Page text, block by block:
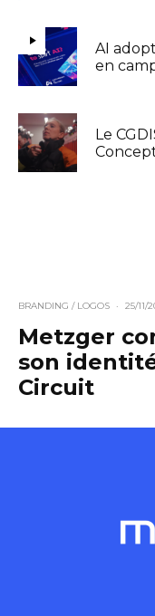
AI
en
Le
BRANDING / LOGOS · 25/11/
Metzger
son
Circuit